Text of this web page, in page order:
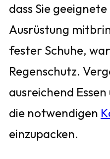
dass Sie
Ausrüstung
fester Schuhe,
Regenschutz.
ausreichend
die notwendigen
einzupacken.